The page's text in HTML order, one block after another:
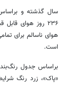
هوای ناسالم برای
است.
براساس جدول
«پاک»، زرد رنگ